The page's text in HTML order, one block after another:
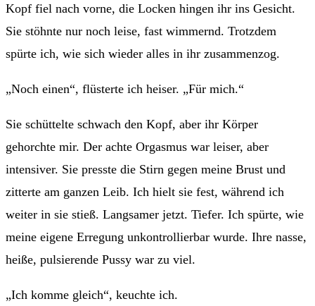
Kopf fiel nach vorne, die Locken hingen ihr ins Gesicht.
Sie stöhnte nur noch leise, fast wimmernd. Trotzdem
spürte ich, wie sich wieder alles in ihr zusammenzog.
„Noch einen“, flüsterte ich heiser. „Für mich.“
Sie schüttelte schwach den Kopf, aber ihr Körper
gehorchte mir. Der achte Orgasmus war leiser, aber
intensiver. Sie presste die Stirn gegen meine Brust und
zitterte am ganzen Leib. Ich hielt sie fest, während ich
weiter in sie stieß. Langsamer jetzt. Tiefer. Ich spürte, wie
meine eigene Erregung unkontrollierbar wurde. Ihre nasse,
heiße, pulsierende Pussy war zu viel.
„Ich komme gleich“, keuchte ich.